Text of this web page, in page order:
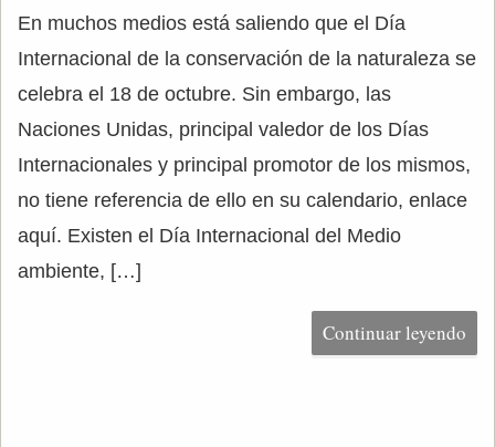
En muchos medios está saliendo que el Día
Internacional de la conservación de la naturaleza se
celebra el 18 de octubre. Sin embargo, las
Naciones Unidas, principal valedor de los Días
Internacionales y principal promotor de los mismos,
no tiene referencia de ello en su calendario, enlace
aquí. Existen el Día Internacional del Medio
ambiente, […]
Continuar leyendo